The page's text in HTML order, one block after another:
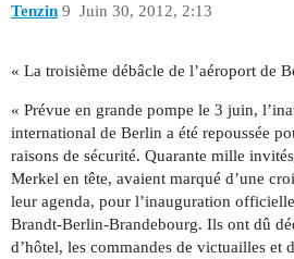
Tenzin Juin 30, 2012, 2:13
9
« La troisième débâcle de l’aéroport de
« Prévue en grande pompe le 3 juin,
international de Berlin a été repoussée
raisons de sécurité. Quarante mille
Merkel en tête, avaient marqué d’une
leur agenda, pour l’inauguration
Brandt-Berlin-Brandebourg. Ils ont dû
d’hôtel, les commandes de victuailles et